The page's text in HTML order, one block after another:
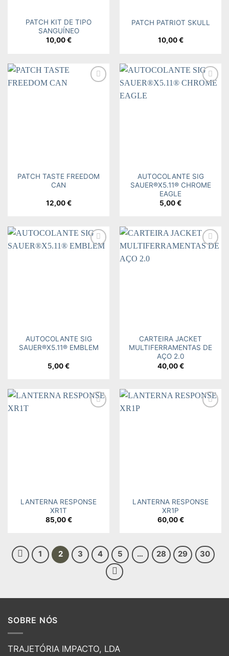
PATCH KIT DE TIPO
SANGUÍNEO
10,00€
PATCH PATRIOT SKULL
10,00€
PATCH TASTE FREEDOM
CAN
12,00€
AUTOCOLANTE SIG
SAUER®X5.11® CHROME
EAGLE
5,00€
AUTOCOLANTE SIG
SAUER®X5.11® EMBLEM
5,00€
CARTEIRA JACKET
MULTIFERRAMENTAS DE
AÇO 2.0
40,00€
LANTERNA RESPONSE
XR1T
85,00€
LANTERNA RESPONSE
XR1P
60,00€
1 2 3 4 5 … 28 29 30
SOBRE NÓS
TRAJETÓRIA IMPACTO, LDA